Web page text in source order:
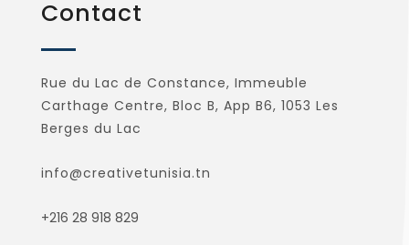
Contact
Rue du Lac de Constance, Immeuble
Carthage Centre, Bloc B, App B6, 1053 Les
Berges du Lac
info@creativetunisia.tn
+216 28 918 829